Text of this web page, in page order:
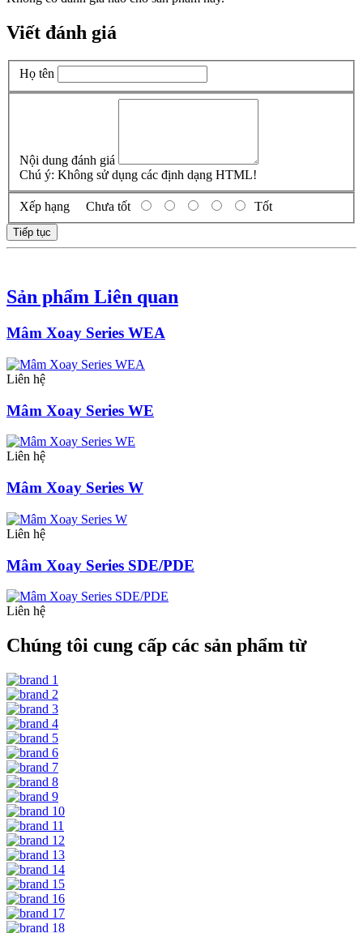
Viết đánh giá
Họ tên
Nội dung đánh giá
Chú ý: Không sử dụng các định dạng HTML!
Xếp hạng Chưa tốt Tốt
Tiếp tục
Sản phẩm Liên quan
Mâm Xoay Series WEA
Liên hệ
Mâm Xoay Series WE
Liên hệ
Mâm Xoay Series W
Liên hệ
Mâm Xoay Series SDE/PDE
Liên hệ
Chúng tôi cung cấp các sản phẩm từ